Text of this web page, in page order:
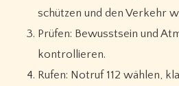
schützen und den Verkehr
Prüfen: Bewusstsein und
kontrollieren.
Rufen: Notruf 112 wählen,